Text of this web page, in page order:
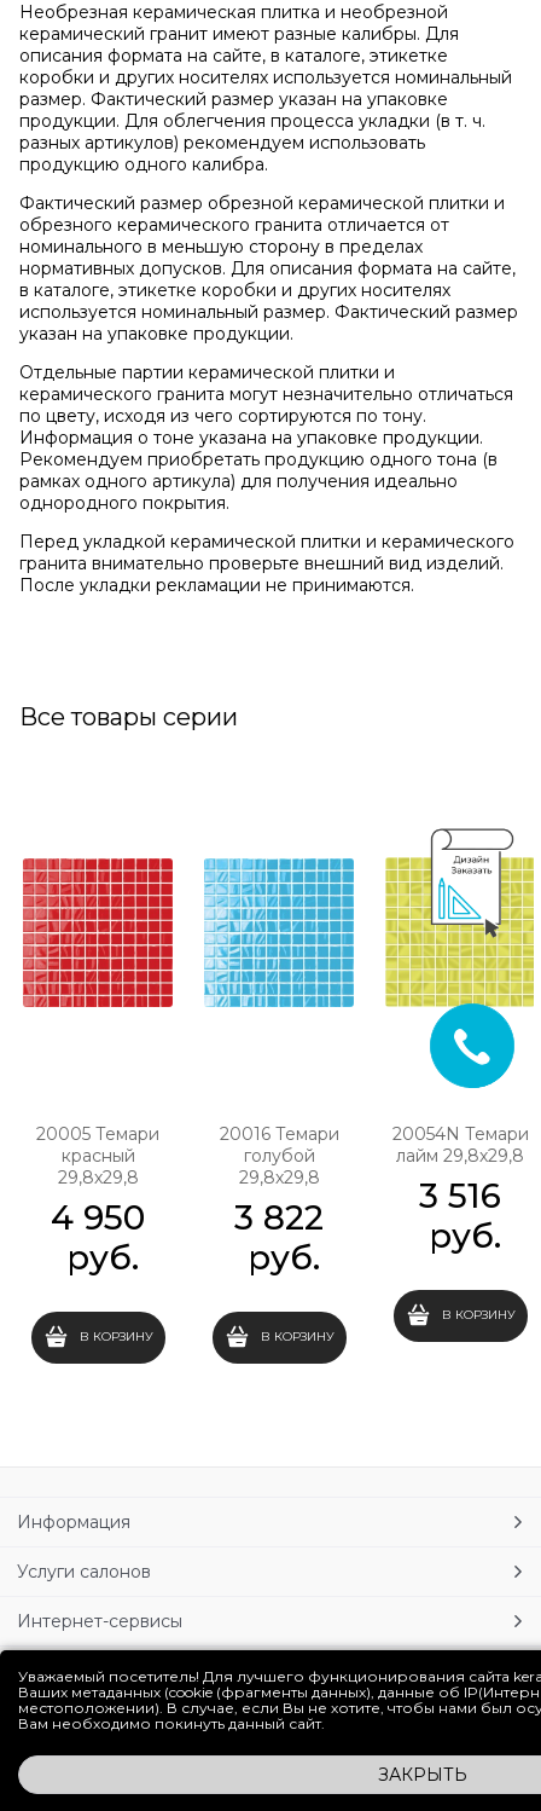
Необрезная керамическая плитка и необрезной
керамический гранит имеют разные калибры. Для
описания формата на сайте, в каталоге, этикетке
коробки и других носителях используется номинальный
размер. Фактический размер указан на упаковке
продукции. Для облегчения процесса укладки (в т. ч.
разных артикулов) рекомендуем использовать
продукцию одного калибра.
Фактический размер обрезной керамической плитки и
обрезного керамического гранита отличается от
номинального в меньшую сторону в пределах
нормативных допусков. Для описания формата на сайте,
в каталоге, этикетке коробки и других носителях
используется номинальный размер. Фактический размер
указан на упаковке продукции.
Отдельные партии керамической плитки и
керамического гранита могут незначительно отличаться
по цвету, исходя из чего сортируются по тону.
Информация о тоне указана на упаковке продукции.
Рекомендуем приобретать продукцию одного тона (в
рамках одного артикула) для получения идеально
однородного покрытия.
Перед укладкой керамической плитки и керамического
гранита внимательно проверьте внешний вид изделий.
После укладки рекламации не принимаются.
Все товары серии
20005 Темари
красный
29,8х29,8
4 950
руб.
В КОРЗИНУ
20016 Темари
голубой
29,8х29,8
3 822
руб.
В КОРЗИНУ
20054N Темари
лайм 29,8х29,8
3 516
руб.
В КОРЗИНУ
Информация
Услуги салонов
Интернет-сервисы
Личный кабинет
Блог
Полная версия сайта
Уважаемый посетитель! Для лучшего функционирования сайта
Ваших метаданных (cookie (фрагменты данных), данные об
местоположении). В случае, если Вы не хотите, чтобы нами был
Вам необходимо покинуть данный сайт.
ЗАКРЫТЬ